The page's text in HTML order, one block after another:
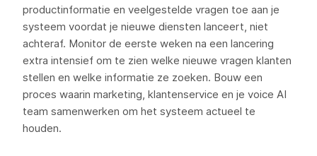
productinformatie en veelgestelde vragen toe aan je
systeem voordat je nieuwe diensten lanceert, niet
achteraf. Monitor de eerste weken na een lancering
extra intensief om te zien welke nieuwe vragen klanten
stellen en welke informatie ze zoeken. Bouw een
proces waarin marketing, klantenservice en je voice AI
team samenwerken om het systeem actueel te
houden.